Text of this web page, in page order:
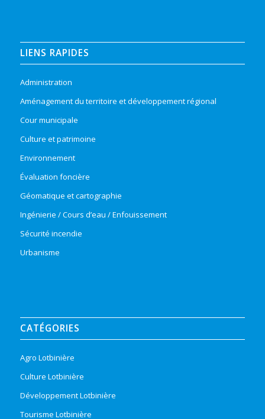
LIENS RAPIDES
Administration
Aménagement du territoire et développement régional
Cour municipale
Culture et patrimoine
Environnement
Évaluation foncière
Géomatique et cartographie
Ingénierie / Cours d’eau / Enfouissement
Sécurité incendie
Urbanisme
CATÉGORIES
Agro Lotbinière
Culture Lotbinière
Développement Lotbinière
Tourisme Lotbinière